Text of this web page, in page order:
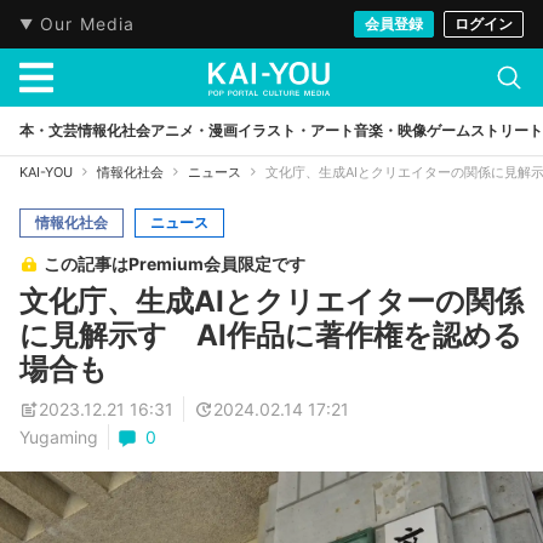
Our Media 会員登録 ログイン
本・文芸情報化社会アニメ・漫画イラスト・アート音楽・映像ゲームストリート
KAI-YOU 情報化社会 ニュース 文化庁、生成AIとクリエイターの関係に見
情報化社会 ニュース
この記事はPremium会員限定です
文化庁、生成AIとクリエイターの関係
に見解示す AI作品に著作権を認める
場合も
2023.12.21 16:31
2024.02.14 17:21
Yugaming
0